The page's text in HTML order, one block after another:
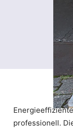
professionell.